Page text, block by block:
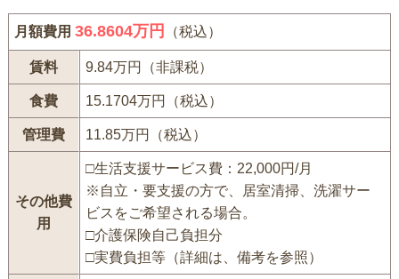
月額費用36.8604万円 （税込）
賃料 9.84万円（非課税）
食費 15.1704万円（税込）
管理費 11.85万円（税込）
その他費
用
□生活支援サービス費：22,000円/月
※自立・要支援の方で、居室清掃、洗濯サー
ビスをご希望される場合。
□介護保険自己負担分
□実費負担等（詳細は、備考を参照）